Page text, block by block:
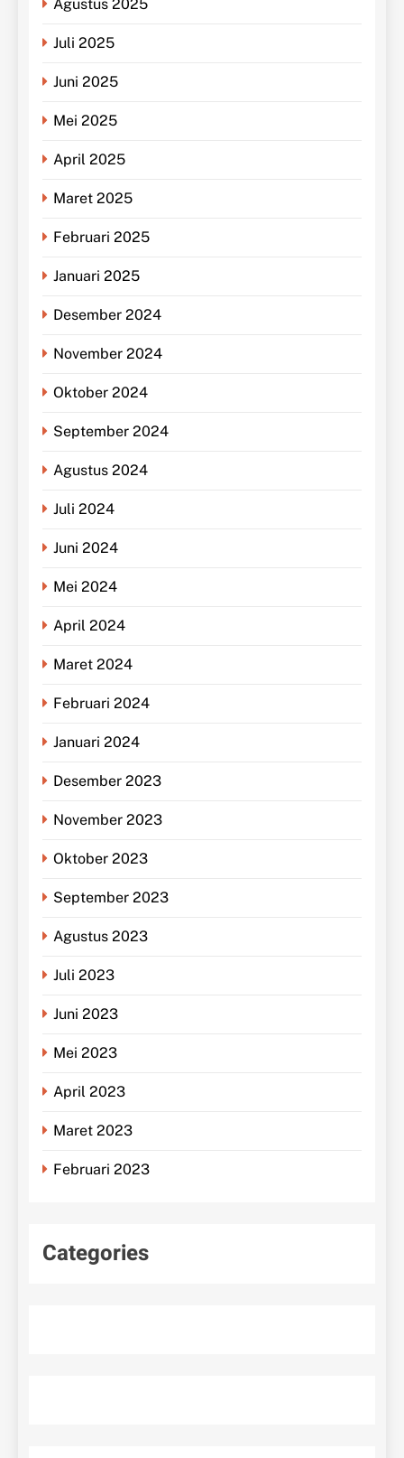
Agustus 2025
Juli 2025
Juni 2025
Mei 2025
April 2025
Maret 2025
Februari 2025
Januari 2025
Desember 2024
November 2024
Oktober 2024
September 2024
Agustus 2024
Juli 2024
Juni 2024
Mei 2024
April 2024
Maret 2024
Februari 2024
Januari 2024
Desember 2023
November 2023
Oktober 2023
September 2023
Agustus 2023
Juli 2023
Juni 2023
Mei 2023
April 2023
Maret 2023
Februari 2023
Categories